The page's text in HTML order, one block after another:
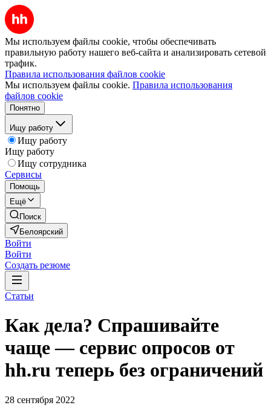
Мы используем файлы cookie, чтобы обеспечивать
правильную работу нашего веб-сайта и анализировать сетевой
трафик.
Правила использования файлов cookie
Мы используем файлы cookie. Правила использования
файлов cookie
Понятно
Ищу работу
Ищу работу
Ищу работу
Ищу сотрудника
Сервисы
Помощь
Ещё
Поиск
Белоярский
Войти
Войти
Создать резюме
Статьи
Как дела? Спрашивайте
чаще — сервис опросов от
hh.ru теперь без ограничений
28 сентября 2022